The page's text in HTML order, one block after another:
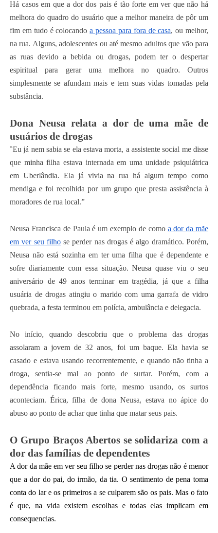
Há casos em que a dor dos pais é tão forte em ver que não há
melhora do quadro do usuário que a melhor maneira de pôr um
fim em tudo é colocandoa pessoa para fora de casa, ou melhor,
na rua. Alguns, adolescentes ou até mesmo adultos que vão para
as ruas devido a bebida ou drogas, podem ter o despertar
espiritual para gerar uma melhora no quadro. Outros
simplesmente se afundam mais e tem suas vidas tomadas pela
substância.
Dona Neusa relata a dor de uma mãe de
usuários de drogas
“Eu já nem sabia se ela estava morta, a assistente social me disse
que minha filha estava internada em uma unidade psiquiátrica
em Uberlândia. Ela já vivia na rua há algum tempo como
mendiga e foi recolhida por um grupo que presta assistência à
moradores de rua local.”
Neusa Francisca de Paula é um exemplo de como a dor da mãe
em ver seu filhose perder nas drogas é algo dramático. Porém,
Neusa não está sozinha em ter uma filha que é dependente e
sofre diariamente com essa situação. Neusa quase viu o seu
aniversário de 49 anos terminar em tragédia, já que a filha
usuária de drogas atingiu o marido com uma garrafa de vidro
quebrada, a festa terminou em polícia, ambulância e delegacia.
No início, quando descobriu que o problema das drogas
assolaram a jovem de 32 anos, foi um baque. Ela havia se
casado e estava usando recorrentemente, e quando não tinha a
droga, sentia-se mal ao ponto de surtar. Porém, com a
dependência ficando mais forte, mesmo usando, os surtos
aconteciam. Érica, filha de dona Neusa, estava no ápice do
abuso ao ponto de achar que tinha que matar seus pais.
O Grupo Braços Abertos se solidariza com a
dor das famílias de dependentes
A dor da mãe em ver seu filho se perder nas drogas não é menor
que a dor do pai, do irmão, da tia. O sentimento de pena toma
conta do lar e os primeiros a se culparem são os pais. Mas o fato
é que, na vida existem escolhas e todas elas implicam em
consequencias.